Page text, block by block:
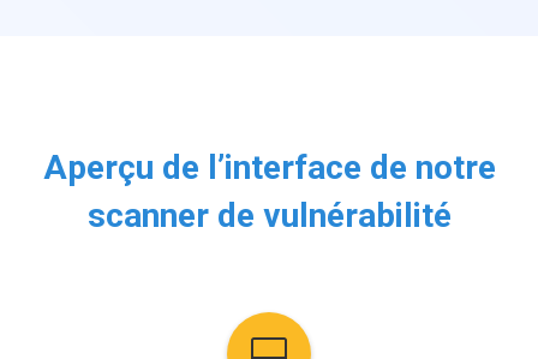
Aperçu de l’interface de notre
scanner de vulnérabilité